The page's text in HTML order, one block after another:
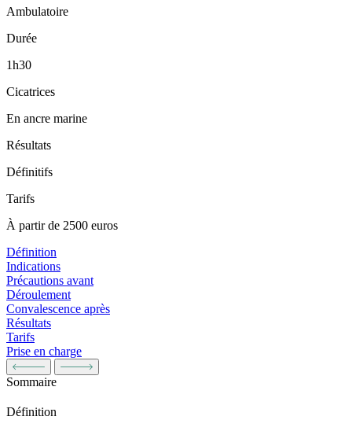
Ambulatoire
Durée
1h30
Cicatrices
En ancre marine
Résultats
Définitifs
Tarifs
À partir de 2500 euros
Définition
Indications
Précautions avant
Déroulement
Convalescence après
Résultats
Tarifs
Prise en charge
Sommaire
Définition